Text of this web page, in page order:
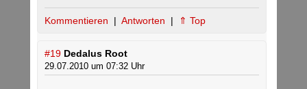
Kommentieren | Antworten | ⇑ Top
#19 Dedalus Root
29.07.2010 um 07:32 Uhr